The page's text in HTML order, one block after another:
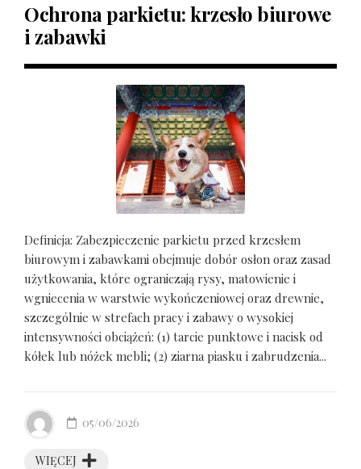
Ochrona parkietu: krzesło biurowe
i zabawki
Definicja: Zabezpieczenie parkietu przed krzesłem
biurowym i zabawkami obejmuje dobór osłon oraz zasad
użytkowania, które ograniczają rysy, matowienie i
wgniecenia w warstwie wykończeniowej oraz drewnie,
szczególnie w strefach pracy i zabawy o wysokiej
intensywności obciążeń: (1) tarcie punktowe i nacisk od
kółek lub nóżek mebli; (2) ziarna piasku i zabrudzenia...
WIĘCEJ
05/06/2026